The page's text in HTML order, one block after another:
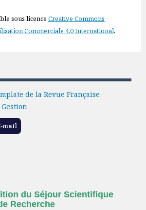
sous licence Creative Commons
Commerciale 4.0 International.
de la Revue Française
mail
du Séjour Scientifique
Recherche